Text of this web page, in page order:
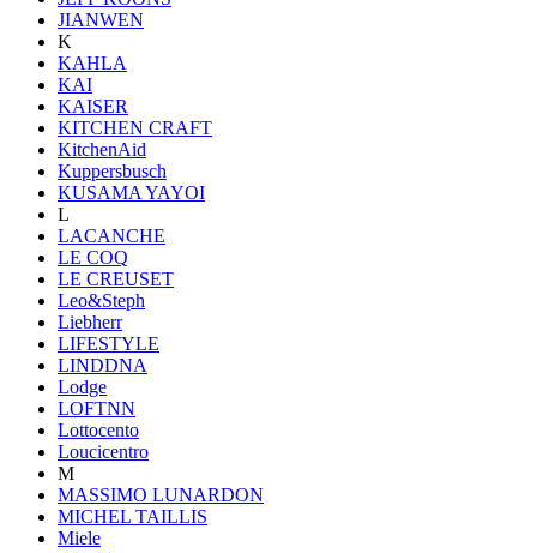
JIANWEN
K
KAHLA
KAI
KAISER
KITCHEN CRAFT
KitchenAid
Kuppersbusch
KUSAMA YAYOI
L
LACANCHE
LE COQ
LE CREUSET
Leo&Steph
Liebherr
LIFESTYLE
LINDDNA
Lodge
LOFTNN
Lottocento
Loucicentro
M
MASSIMO LUNARDON
MICHEL TAILLIS
Miele